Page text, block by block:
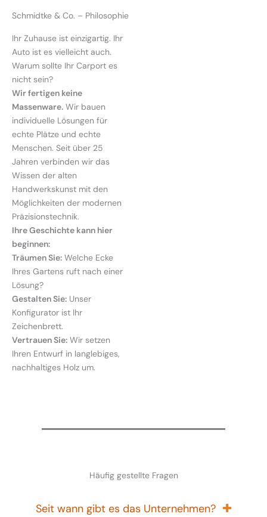
Schmidtke & Co. – Philosophie
Ihr Zuhause ist einzigartig. Ihr
Auto ist es vielleicht auch.
Warum sollte Ihr Carport es
nicht sein?
Wir fertigen keine
Massenware. Wir bauen
individuelle Lösungen für
echte Plätze und echte
Menschen. Seit über 25
Jahren verbinden wir das
Wissen der alten
Handwerkskunst mit den
Möglichkeiten der modernen
Präzisionstechnik.
Ihre Geschichte kann hier
beginnen:
Träumen Sie: Welche Ecke
Ihres Gartens ruft nach einer
Lösung?
Gestalten Sie: Unser
Konfigurator ist Ihr
Zeichenbrett.
Vertrauen Sie: Wir setzen
Ihren Entwurf in langlebiges,
nachhaltiges Holz um.
Häufig gestellte Fragen
Seit wann gibt es das Unternehmen?